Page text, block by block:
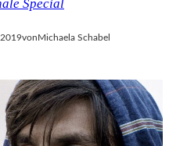
Special
vonMichaela Schabel